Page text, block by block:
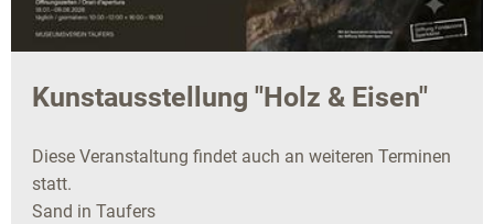
Kunstausstellung "Holz & Eisen"
Diese Veranstaltung findet auch an weiteren Terminen
statt.
Sand in Taufers